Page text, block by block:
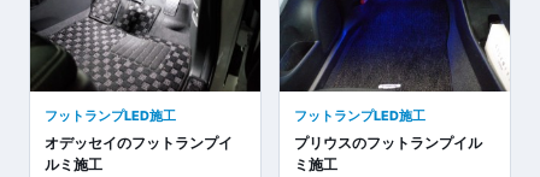
フットランプLED施工
オデッセイのフットランプイ
ルミ施工
フットランプLED施工
プリウスのフットランプイル
ミ施工